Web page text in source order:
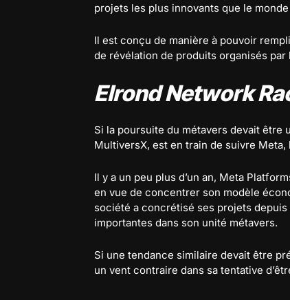
projets les plus innovants que le
Il est conçu de manière à pouvoir
de révélation de produits organisés
Elrond Network
Si la poursuite du métavers devait être
MultiversX, est en train de suivre
Il y a un peu plus d’un an, Meta
en vue de concentrer son modèle
société a concrétisé ses projets
importantes dans son unité métavers.
Si une tendance similaire devait être
un vent contraire dans sa tentative